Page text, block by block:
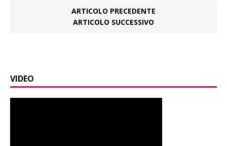
ARTICOLO PRECEDENTE
ARTICOLO SUCCESSIVO
VIDEO